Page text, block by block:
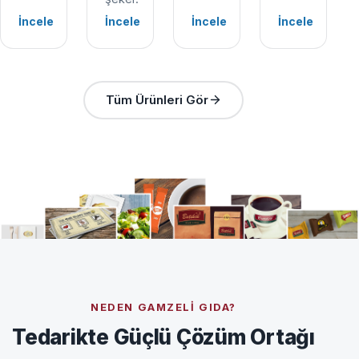
İncele
İncele
İncele İncele
Tüm Ürünleri Gör
NEDEN GAMZELI GIDA?
Tedarikte Güçlü Çözüm Ortağı